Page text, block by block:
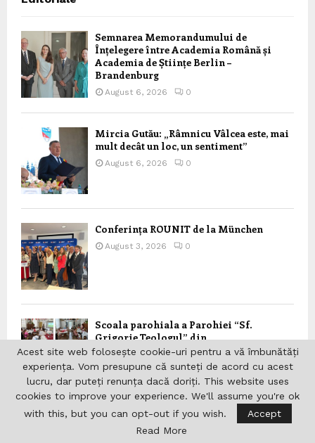
Semnarea Memorandumului de
Înțelegere între Academia Română și
Academia de Științe Berlin –
Brandenburg
August 6, 2026 0
Mircia Gutău: „Râmnicu Vâlcea este, mai
mult decât un loc, un sentiment”
August 6, 2026 0
Conferința ROUNIT de la München
August 3, 2026 0
Scoala parohiala a Parohiei “Sf.
Grigorie Teologul” din
Schiedam/Rotterdam beneficiaza de
fonduri nerambursabile din partea
Departamentului pentru Romanii de
Pretutindeni
Acest site web folosește cookie-uri pentru a vă îmbunătăți
experiența. Vom presupune că sunteți de acord cu acest
lucru, dar puteți renunța dacă doriți. This website uses
cookies to improve your experience. We'll assume you're ok
with this, but you can opt-out if you wish.
Accept
Read More